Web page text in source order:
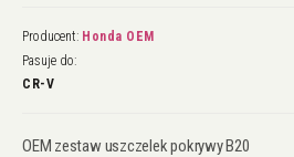
Producent: Honda OEM
Pasuje do:
CR-V
OEM zestaw uszczelek pokrywy B20